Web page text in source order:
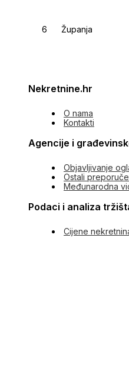
Županja
Nekretnine.hr
O nama
Kontakti
Agencije i
Objavljivanje
Ostali
Međunarodna
Podaci i analiza
Cijene